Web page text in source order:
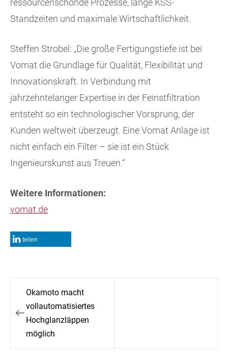
ressourcenschonde Prozesse, lange KSS-
Standzeiten und maximale Wirtschaftlichkeit.
Steffen Strobel: „Die große Fertigungstiefe ist bei
Vomat die Grundlage für Qualität, Flexibilität und
Innovationskraft. In Verbindung mit
jahrzehntelanger Expertise in der Feinstfiltration
entsteht so ein technologischer Vorsprung, der
Kunden weltweit überzeugt. Eine Vomat Anlage ist
nicht einfach ein Filter – sie ist ein Stück
Ingenieurskunst aus Treuen.“
Weitere Informationen:
vomat.de
teilen
Beitragsnavigation
Okamoto macht
vollautomatisiertes
Hochglanzläppen
möglich